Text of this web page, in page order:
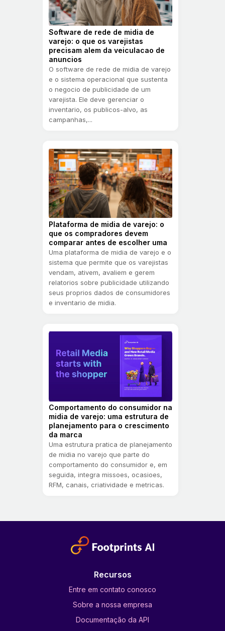
Software de rede de midia de
varejo: o que os varejistas
precisam alem da veiculacao de
anuncios
O software de rede de midia de varejo
e o sistema operacional que sustenta
o negocio de publicidade de um
varejista. Ele deve gerenciar o
inventario, os publicos-alvo, as
campanhas,...
Plataforma de midia de varejo: o
que os compradores devem
comparar antes de escolher uma
Uma plataforma de midia de varejo e o
sistema que permite que os varejistas
vendam, ativem, avaliem e gerem
relatorios sobre publicidade utilizando
seus proprios dados de consumidores
e inventario de midia.
Comportamento do consumidor na
midia de varejo: uma estrutura de
planejamento para o crescimento
da marca
Uma estrutura pratica de planejamento
de midia no varejo que parte do
comportamento do consumidor e, em
seguida, integra missoes, ocasioes,
RFM, canais, criatividade e metricas.
Recursos
Entre em contato conosco
Sobre a nossa empresa
Documentação da API